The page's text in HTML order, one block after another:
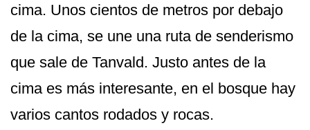
cima. Unos cientos de metros por debajo
de la cima, se une una ruta de senderismo
que sale de Tanvald. Justo antes de la
cima es más interesante, en el bosque hay
varios cantos rodados y rocas.